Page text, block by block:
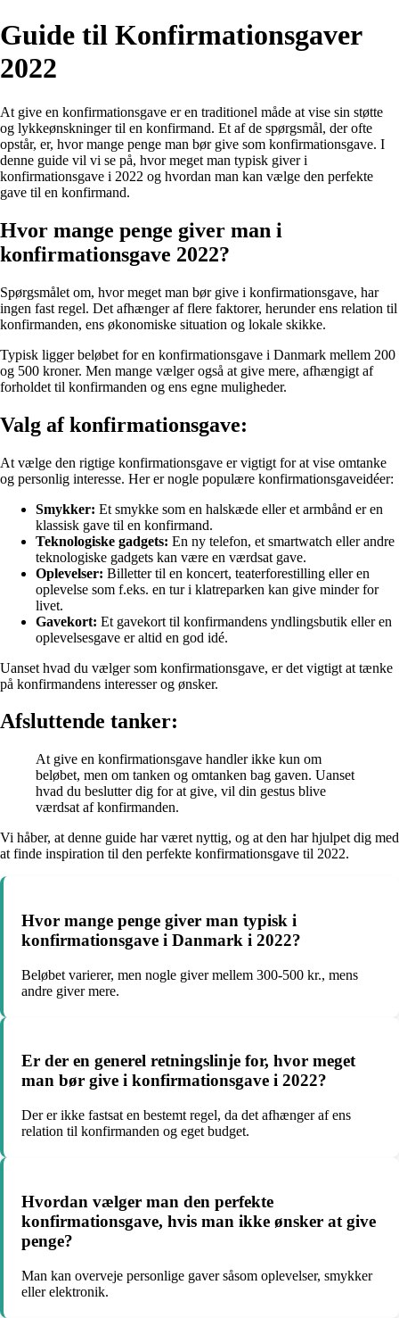
Guide til Konfirmationsgaver
2022
At give en konfirmationsgave er en traditionel måde at vise sin støtte
og lykkeønskninger til en konfirmand. Et af de spørgsmål, der ofte
opstår, er, hvor mange penge man bør give som konfirmationsgave. I
denne guide vil vi se på, hvor meget man typisk giver i
konfirmationsgave i 2022 og hvordan man kan vælge den perfekte
gave til en konfirmand.
Hvor mange penge giver man i
konfirmationsgave 2022?
Spørgsmålet om, hvor meget man bør give i konfirmationsgave, har
ingen fast regel. Det afhænger af flere faktorer, herunder ens relation til
konfirmanden, ens økonomiske situation og lokale skikke.
Typisk ligger beløbet for en konfirmationsgave i Danmark mellem 200
og 500 kroner. Men mange vælger også at give mere, afhængigt af
forholdet til konfirmanden og ens egne muligheder.
Valg af konfirmationsgave:
At vælge den rigtige konfirmationsgave er vigtigt for at vise omtanke
og personlig interesse. Her er nogle populære konfirmationsgaveidéer:
Smykker: Et smykke som en halskæde eller et armbånd er en
klassisk gave til en konfirmand.
Teknologiske gadgets: En ny telefon, et smartwatch eller andre
teknologiske gadgets kan være en værdsat gave.
Oplevelser: Billetter til en koncert, teaterforestilling eller en
oplevelse som f.eks. en tur i klatreparken kan give minder for
livet.
Gavekort: Et gavekort til konfirmandens yndlingsbutik eller en
oplevelsesgave er altid en god idé.
Uanset hvad du vælger som konfirmationsgave, er det vigtigt at tænke
på konfirmandens interesser og ønsker.
Afsluttende tanker:
At give en konfirmationsgave handler ikke kun om
beløbet, men om tanken og omtanken bag gaven. Uanset
hvad du beslutter dig for at give, vil din gestus blive
værdsat af konfirmanden.
Vi håber, at denne guide har været nyttig, og at den har hjulpet dig med
at finde inspiration til den perfekte konfirmationsgave til 2022.
Hvor mange penge giver man typisk i
konfirmationsgave i Danmark i 2022?
Beløbet varierer, men nogle giver mellem 300-500 kr., mens
andre giver mere.
Er der en generel retningslinje for, hvor meget
man bør give i konfirmationsgave i 2022?
Der er ikke fastsat en bestemt regel, da det afhænger af ens
relation til konfirmanden og eget budget.
Hvordan vælger man den perfekte
konfirmationsgave, hvis man ikke ønsker at give
penge?
Man kan overveje personlige gaver såsom oplevelser, smykker
eller elektronik.